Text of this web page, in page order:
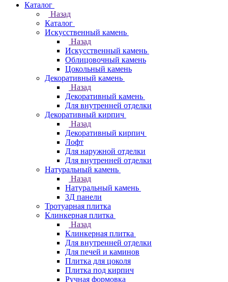
Каталог
Назад
Каталог
Искусственный камень
Назад
Искусственный камень
Облицовочный камень
Цокольный камень
Декоративный камень
Назад
Декоративный камень
Для внутренней отделки
Декоративный кирпич
Назад
Декоративный кирпич
Лофт
Для наружной отделки
Для внутренней отделки
Натуральный камень
Назад
Натуральный камень
3Д панели
Тротуарная плитка
Клинкерная плитка
Назад
Клинкерная плитка
Для внутренней отделки
Для печей и каминов
Плитка для цоколя
Плитка под кирпич
Ручная формовка